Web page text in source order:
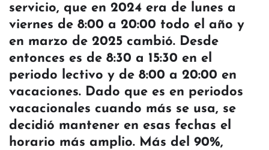
servicio, que en 2024 era de lunes a
viernes de 8:00 a 20:00 todo el año y
en marzo de 2025 cambió. Desde
entonces es de 8:30 a 15:30 en el
periodo lectivo y de 8:00 a 20:00 en
vacaciones. Dado que es en periodos
vacacionales cuando más se usa, se
decidió mantener en esas fechas el
horario más amplio. Más del 90%,